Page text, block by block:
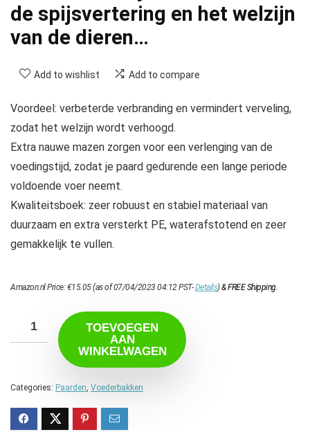
de spijsvertering en het welzijn
van de dieren…
Add to wishlist Add to compare
Voordeel: verbeterde verbranding en vermindert verveling,
zodat het welzijn wordt verhoogd.
Extra nauwe mazen zorgen voor een verlenging van de
voedingstijd, zodat je paard gedurende een lange periode
voldoende voer neemt.
Kwaliteitsboek: zeer robuust en stabiel materiaal van
duurzaam en extra versterkt PE, waterafstotend en zeer
gemakkelijk te vullen.
Amazon.nl Price:€15.05(as of 07/04/2023 04:12 PST-Details)&FREE Shipping.
TOEVOEGEN
AAN
WINKELWAGEN
Categories: Paarden Voederbakken